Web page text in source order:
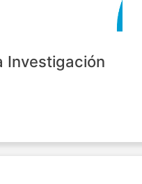
Investigación